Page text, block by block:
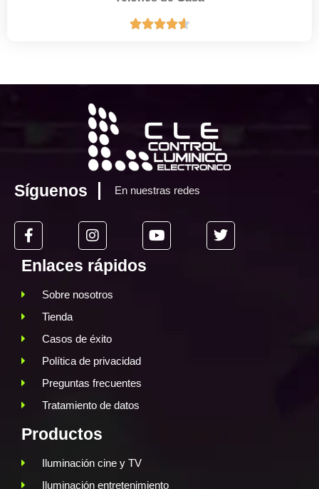

Síguenos En nuestras redes
Enlaces rápidos
Sobre nosotros
Tienda
Casos de éxito
Política de privacidad
Preguntas frecuentes
Tratamiento de datos
Productos
Iluminación cine y TV
Iluminación entretenimiento